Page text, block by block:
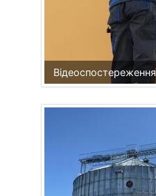
Відеоспостереження